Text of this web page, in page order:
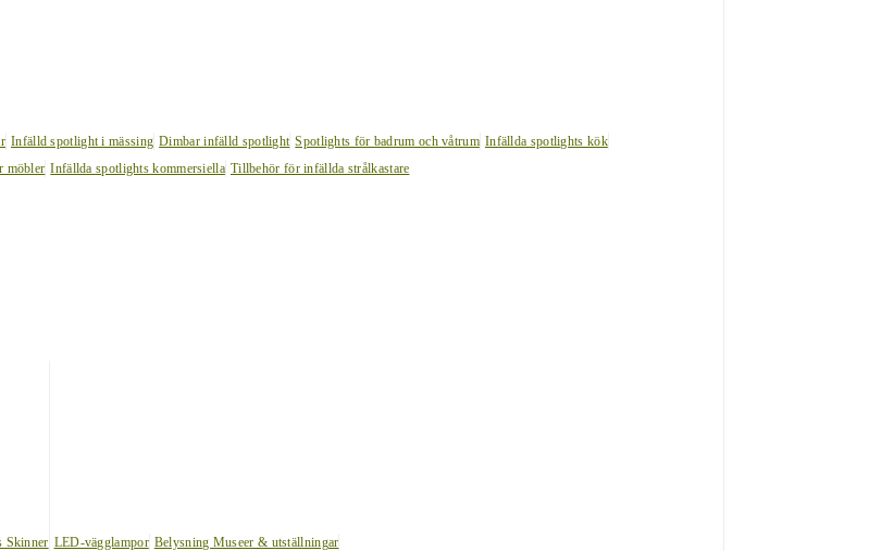
Infälld spotlight i mässing Dimbar infälld spotlight Spotlights för badrum och våtrum Infällda spotlights kök
möbler Infällda spotlights kommersiella Tillbehör för infällda strålkastare
Skinner LED-vägglampor Belysning Museer & utställningar